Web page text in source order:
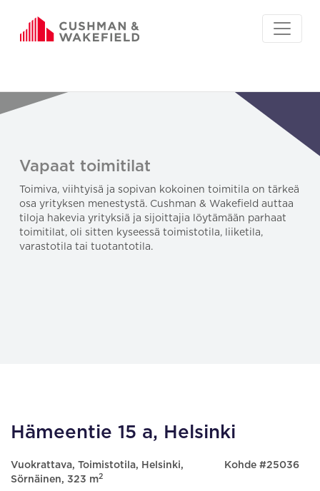
Vapaat toimitilat
Toimiva, viihtyisä ja sopivan kokoinen toimitila on tärkeä
osa yrityksen menestystä. Cushman & Wakefield auttaa
tiloja hakevia yrityksiä ja sijoittajia löytämään parhaat
toimitilat, oli sitten kyseessä toimistotila, liiketila,
varastotila tai tuotantotila.
Hämeentie 15 a, Helsinki
Vuokrattava, Toimistotila, Helsinki,
Sörnäinen, 323 m2
Kohde #25036